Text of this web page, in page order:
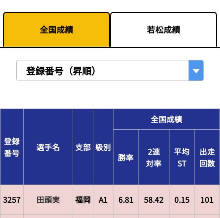
全国成績 若松成績
登録番号（昇順）
登録
番号
選手名 支部 級別
全国成績
勝率
2連
対率
平均
ST
出走
回数
3257 田頭実 福岡 A1 6.81 58.42 0.15 101